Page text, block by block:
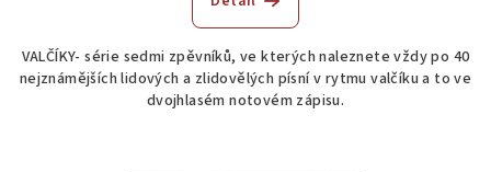
VALČÍKY- série sedmi zpěvníků, ve kterých naleznete vždy po 40
nejznámějších lidových a zlidovělých písní v rytmu valčíku a to ve
dvojhlasém notovém zápisu.